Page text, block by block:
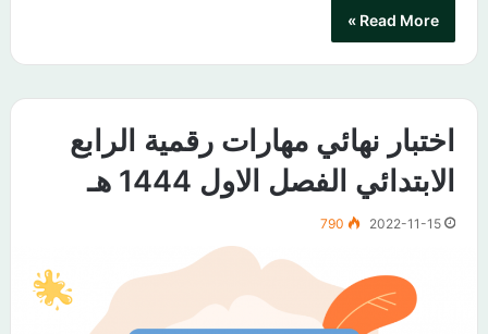
Read More »
اختبار نهائي مهارات رقمية الرابع
الابتدائي الفصل الاول 1444 هـ
2022-11-15
790